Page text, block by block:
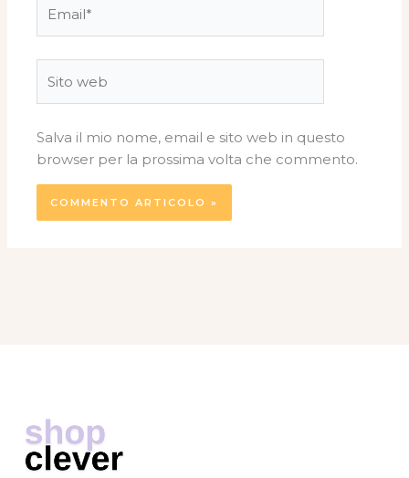
web
Salva il mio nome, email e sito web in questo
browser per la prossima volta che commento.